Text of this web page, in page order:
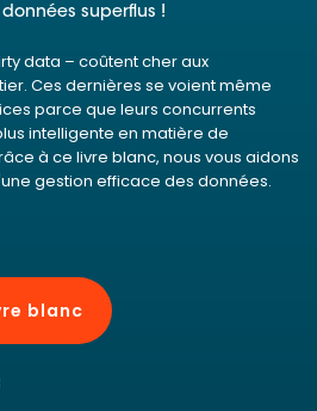
superflus !
data – coûtent cher aux
Ces dernières se voient même
parce que leurs concurrents
intelligente en matière de
à ce livre blanc, nous vous aidons
gestion efficace des données.
blanc